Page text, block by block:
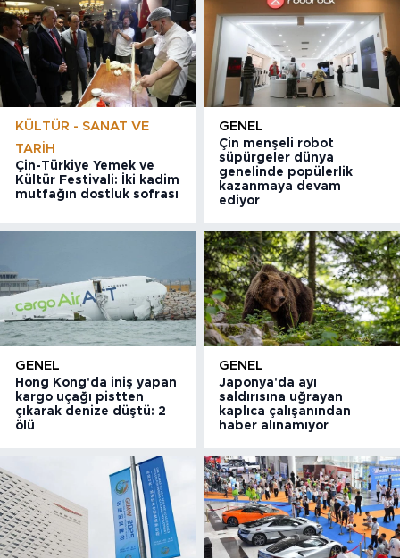
KÜLTÜR - SANAT VE
TARIH
Çin-Türkiye Yemek ve
Kültür Festivali: İki kadim
mutfağın dostluk sofrası
GENEL
Çin menşeli robot
süpürgeler dünya
genelinde popülerlik
kazanmaya devam
ediyor
GENEL
Hong Kong'da iniş yapan
kargo uçağı pistten
çıkarak denize düştü: 2
ölü
GENEL
Japonya'da ayı
saldırısına uğrayan
kaplıca çalışanından
haber alınamıyor